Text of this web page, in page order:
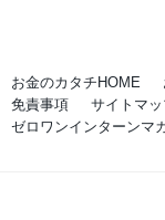
お金のカタチHOME
免責事項
サイトマ
ゼロワンインターンマ